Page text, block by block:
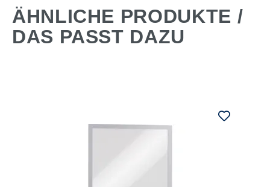
ÄHNLICHE PRODUKTE /
DAS PASST DAZU